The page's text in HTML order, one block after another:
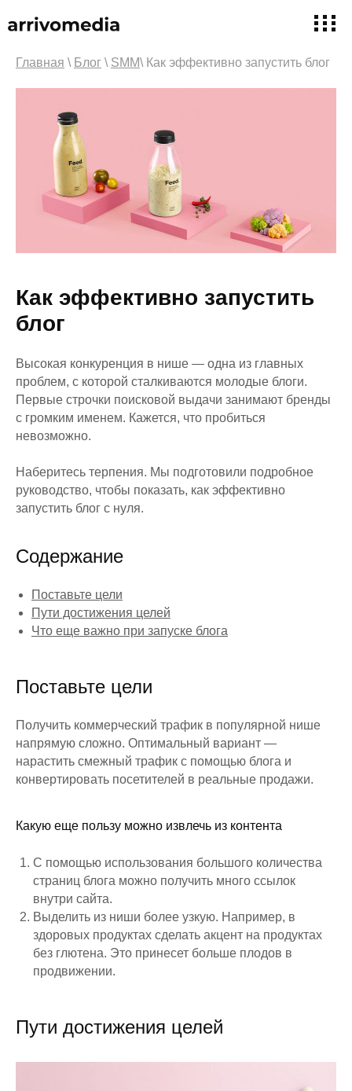
Главная \ Блог \ SMM\ Как эффективно запустить блог
Как эффективно запустить
блог
Высокая конкуренция в нише — одна из главных
проблем, с которой сталкиваются молодые блоги.
Первые строчки поисковой выдачи занимают бренды
с громким именем. Кажется, что пробиться
невозможно.
Наберитесь терпения. Мы подготовили подробное
руководство, чтобы показать, как эффективно
запустить блог с нуля.
Содержание
Поставьте цели
Пути достижения целей
Что еще важно при запуске блога
Поставьте цели
Получить коммерческий трафик в популярной нише
напрямую сложно. Оптимальный вариант —
нарастить смежный трафик с помощью блога и
конвертировать посетителей в реальные продажи.
Какую еще пользу можно извлечь из контента
С помощью использования большого количества
страниц блога можно получить много ссылок
внутри сайта.
Выделить из ниши более узкую. Например, в
здоровых продуктах сделать акцент на продуктах
без глютена. Это принесет больше плодов в
продвижении.
Пути достижения целей